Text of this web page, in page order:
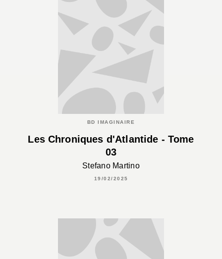
BD IMAGINAIRE
Les Chroniques d'Atlantide - Tome
03
Stefano Martino
19/02/2025